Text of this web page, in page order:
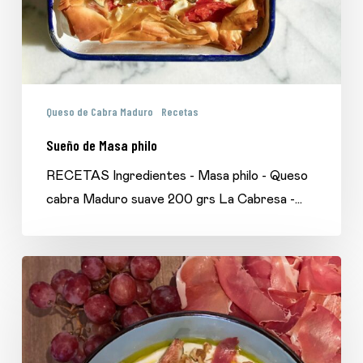
Queso de Cabra Maduro Recetas
Sueño de Masa philo
RECETAS Ingredientes - Masa philo - Queso
cabra Maduro suave 200 grs La Cabresa -…
de
queso
cabra